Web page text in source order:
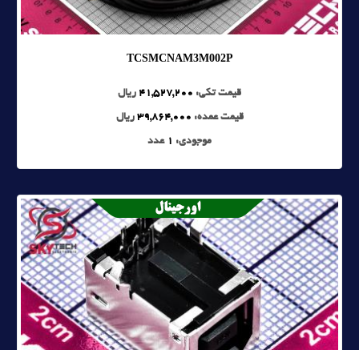
TCSMCNAM3M002P
قیمت تکی: 41,527,200 ریال
قیمت عمده: 39,864,000 ریال
موجودی: 1 عدد